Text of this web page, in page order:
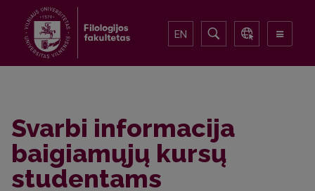
EN
Svarbi informacija
baigiamųjų kursų
studentams